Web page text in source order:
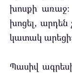
խոսքի
խոցել, արդեն
կատակ
Պասիվ